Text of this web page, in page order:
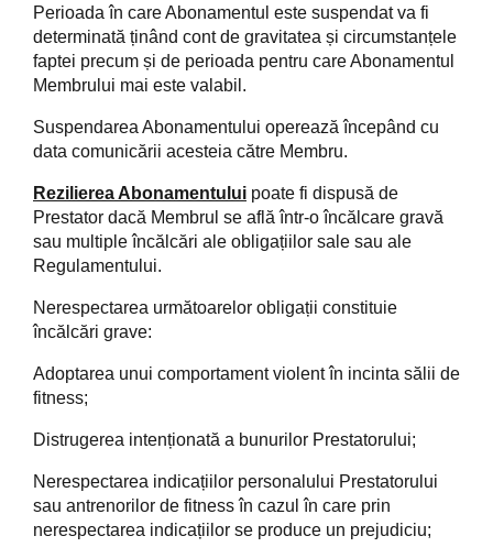
Perioada în care Abonamentul este suspendat va fi
determinată ținând cont de gravitatea și circumstanțele
faptei precum și de perioada pentru care Abonamentul
Membrului mai este valabil.
Suspendarea Abonamentului operează începând cu
data comunicării acesteia către Membru.
Rezilierea Abonamentului poate fi dispusă de
Prestator dacă Membrul se află într-o încălcare gravă
sau multiple încălcări ale obligațiilor sale sau ale
Regulamentului.
Nerespectarea următoarelor obligații constituie
încălcări grave:
Adoptarea unui comportament violent în incinta sălii de
fitness;
Distrugerea intenționată a bunurilor Prestatorului;
Nerespectarea indicațiilor personalului Prestatorului
sau antrenorilor de fitness în cazul în care prin
nerespectarea indicațiilor se produce un prejudiciu;